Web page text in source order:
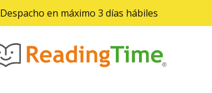
Despacho en máximo 3 días hábiles